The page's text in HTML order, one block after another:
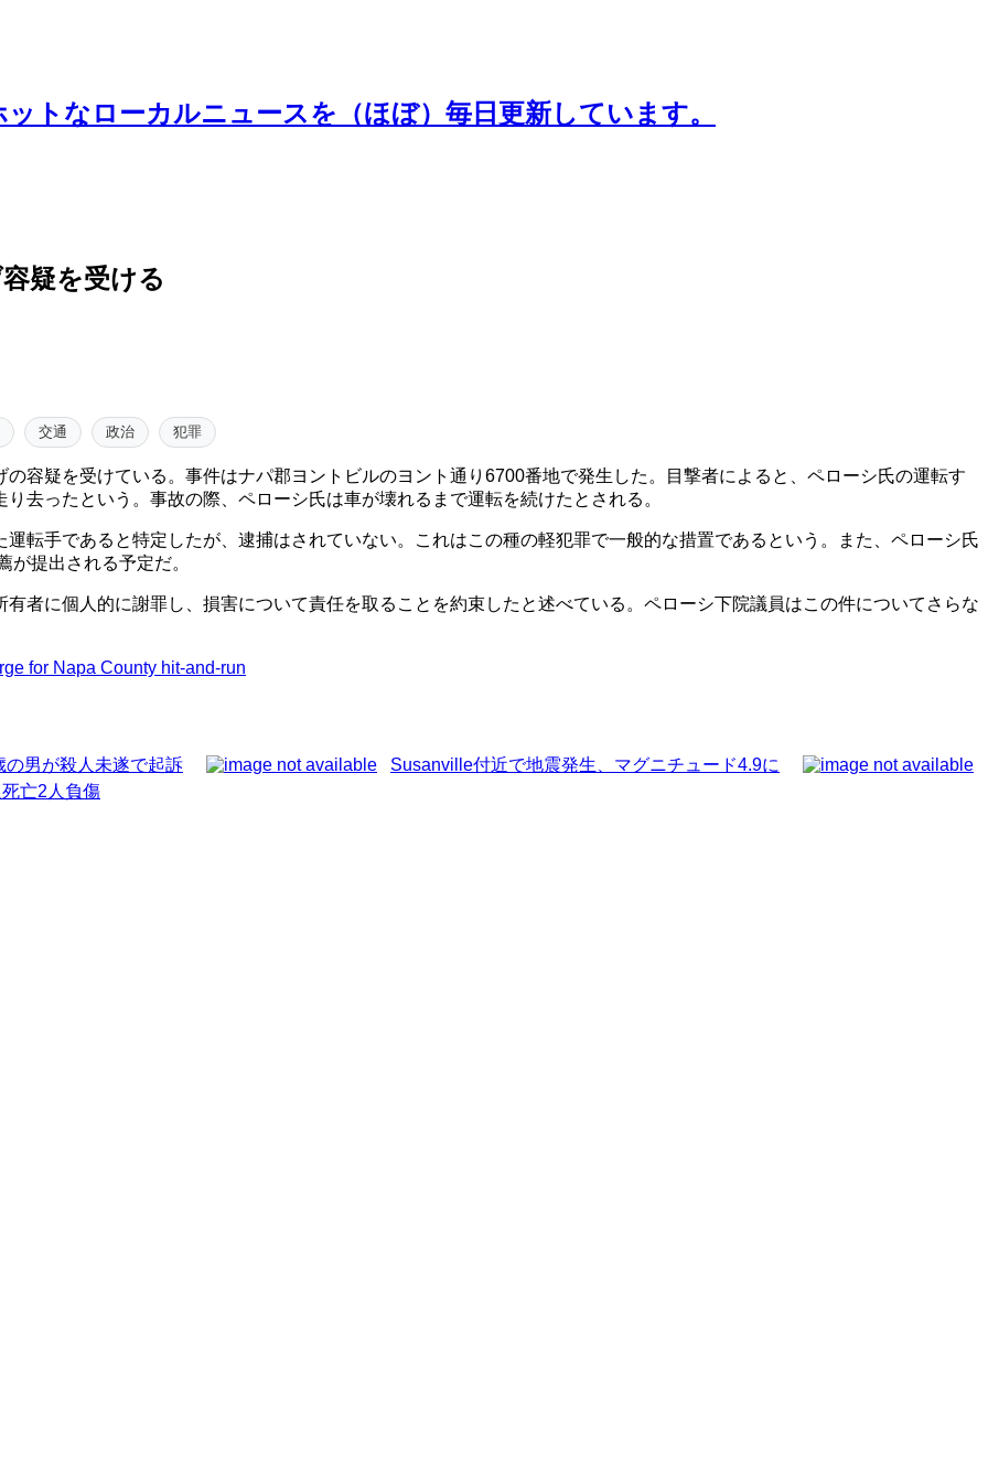
トなローカルニュースを（ほぼ）毎日更新しています。
疑を受ける
交通 政治 犯罪
容疑を受けている。事件はナパ郡ヨントビルのヨント通り6700番地で発生した。目撃者によると、ペローシ氏の運転す
去ったという。事故の際、ペローシ氏は車が壊れるまで運転を続けたとされる。
転手であると特定したが、逮捕はされていない。これはこの種の軽犯罪で一般的な措置であるという。また、ペローシ氏
提出される予定だ。
者に個人的に謝罪し、損害について責任を取ることを約束したと述べている。ペローシ下院議員はこの件についてさらな
for Napa County hit-and-run
男が殺人未遂で起訴
Susanville付近で地震発生、マグニチュード4.9に
亡2人負傷